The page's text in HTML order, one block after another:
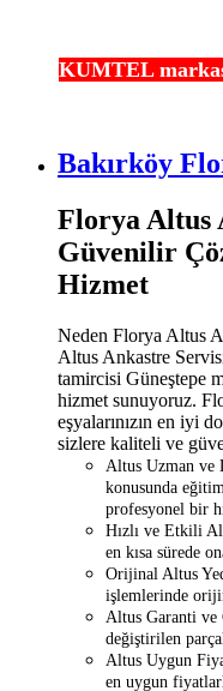
KUMTEL
Bakırköy
Florya Altus
Güvenilir
Hizmet
Neden Florya Altus
Altus Ankastre
tamircisi Güneştepe
hizmet sunuyoruz.
eşyalarınızın en iyi
sizlere kaliteli ve
Altus Uzman ve
konusunda
profesyonel bir
Hızlı ve Etkili
en kısa sürede
Orijinal Altus
işlemlerinde
Altus Garanti ve
değiştirilen
Altus Uygun
en uygun